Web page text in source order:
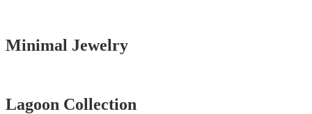
Minimal Jewelry
Lagoon Collection